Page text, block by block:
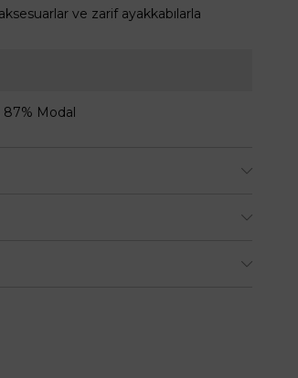
ve zarif ayakkabılarla
87% Modal